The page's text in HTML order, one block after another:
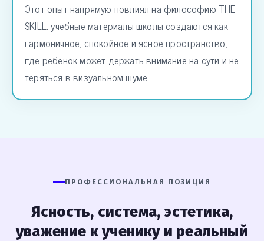
Этот опыт напрямую повлиял на философию THE
SKILL: учебные материалы школы создаются как
гармоничное, спокойное и ясное пространство,
где ребёнок может держать внимание на сути и не
теряться в визуальном шуме.
ПРОФЕССИОНАЛЬНАЯ ПОЗИЦИЯ
Ясность, система, эстетика,
уважение к ученику и реальный